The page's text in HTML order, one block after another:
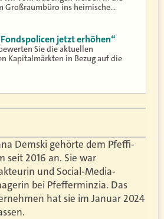
Großraumbüro ins heimische…
jetzt erhöhen“
Sie die aktuellen
Kapitalmärkten in Bezug auf die
Demski gehörte dem Pfeffi-
seit 2016 an. Sie war
und Social-Media-
bei Pfefferminzia. Das
hat sie im Januar 2024